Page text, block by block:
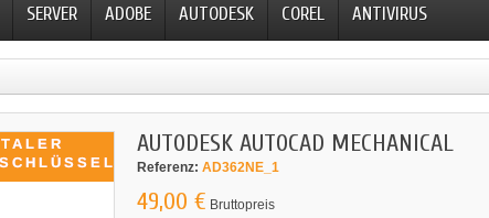
SERVER ADOBE AUTODESK COREL ANTIVIRUS
AUTODESK AUTOCAD MECHANICAL
Referenz: AD362NE_1
49,00 € Bruttopreis